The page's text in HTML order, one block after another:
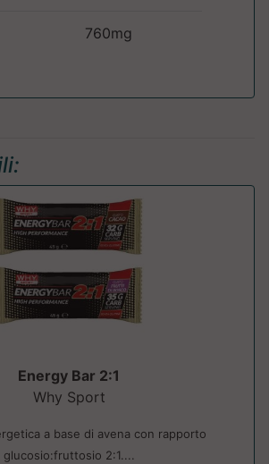
760mg
Energy Bar 2:1
Why Sport
a base di avena con rapporto
glucosio:fruttosio 2:1....